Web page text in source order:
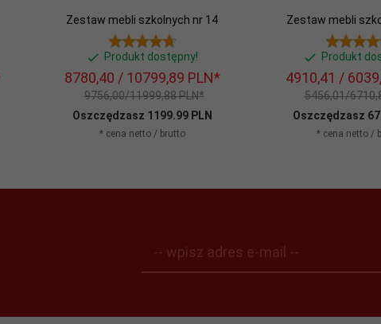
Zestaw mebli szkolnych nr 14
Produkt dostępny!
8780,40 / 10799,89 PLN*
9756,00/11999,88 PLN*
Oszczędzasz 1199.99 PLN
* cena netto / brutto
Zestaw mebli
Produkt
4910,41 /
5456,01/
Oszczędzasz
* cena netto /
-- wpisz adres e-mail --